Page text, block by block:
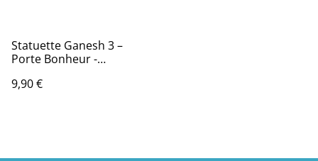
Statuette Ganesh 3 –
Porte Bonheur -
Shui – Pour Créer une
9,90 €